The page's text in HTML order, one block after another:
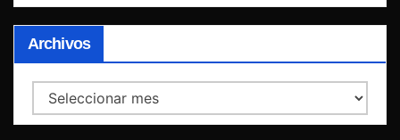
Archivos
Archivos